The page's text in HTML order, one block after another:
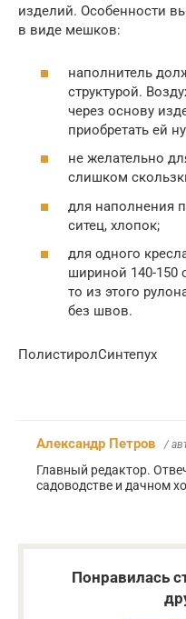
изделий. Особенности
в виде мешков:
наполнитель
структурой.
через основу
приобретать ей
не желательно
слишком
для наполнения
ситец, хлопок;
для одного
шириной 140-150
то из этого
без швов.
ПолистиролСинтепух
Александр Петров /
Главный редактор.
садоводстве и дачном
Понравилась